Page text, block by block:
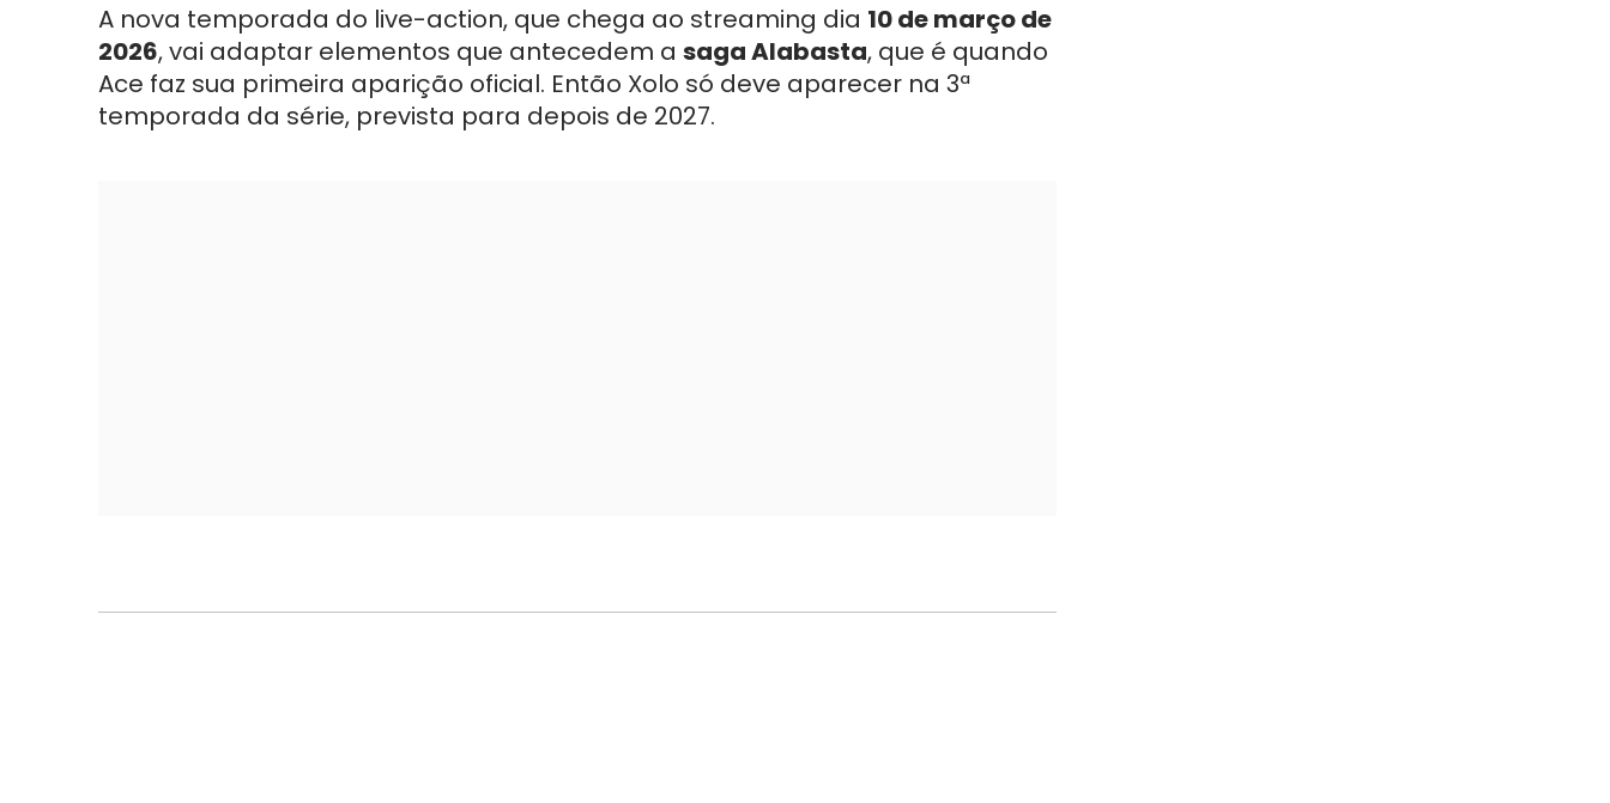
A nova temporada do live-action, que chega ao streaming dia 10 de março de
2026, vai adaptar elementos que antecedem a saga Alabasta, que é quando
Ace faz sua primeira aparição oficial. Então Xolo só deve aparecer na 3ª
temporada da série, prevista para depois de 2027.